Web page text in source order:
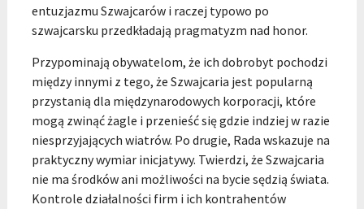
entuzjazmu Szwajcarów i raczej typowo po
szwajcarsku przedkładają pragmatyzm nad honor.
Przypominają obywatelom, że ich dobrobyt pochodzi
między innymi z tego, że Szwajcaria jest popularną
przystanią dla międzynarodowych korporacji, które
mogą zwinąć żagle i przenieść się gdzie indziej w razie
niesprzyjających wiatrów. Po drugie, Rada wskazuje na
praktyczny wymiar inicjatywy. Twierdzi, że Szwajcaria
nie ma środków ani możliwości na bycie sędzią świata.
Kontrole działalności firm i ich kontrahentów